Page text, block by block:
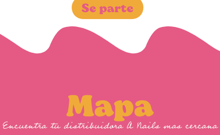
Se parte
Mapa
Encuentra tu distribuidora A Nails mas cercana